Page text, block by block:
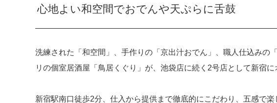
心地よい和空間でおでんや天ぷらに舌鼓
洗練された「和空間」、手作りの「京出汁おでん」、職人仕込みの
リの個室居酒屋「鳥居くぐり」が、池袋店に続く2号店として新宿に
新宿駅南口徒歩2分、仕入から提供まで徹底的にこだわり、五感で